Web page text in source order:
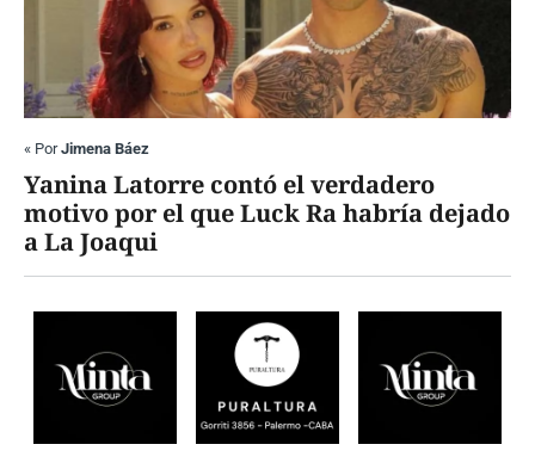
« PorJimena Báez
Yanina Latorre contó el verdadero
motivo por el que Luck Ra habría dejado
a La Joaqui